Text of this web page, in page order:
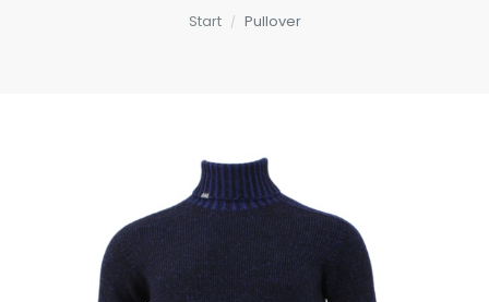
Start Pullover